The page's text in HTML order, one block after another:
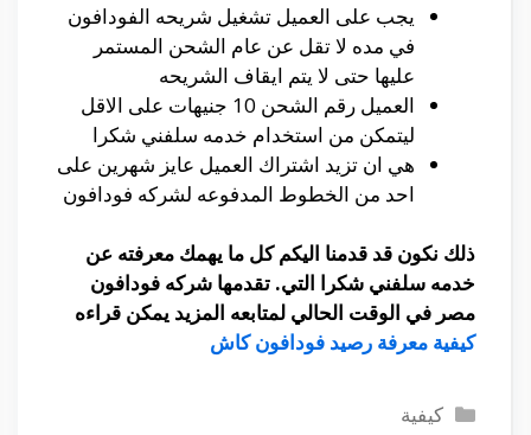
يجب على العميل تشغيل شريحه الفودافون
في مده لا تقل عن عام الشحن المستمر
عليها حتى لا يتم ايقاف الشريحه
العميل رقم الشحن 10 جنيهات على الاقل
ليتمكن من استخدام خدمه سلفني شكرا
هي ان تزيد اشتراك العميل عايز شهرين على
احد من الخطوط المدفوعه لشركه فودافون
ذلك نكون قد قدمنا اليكم كل ما يهمك معرفته عن
خدمه سلفني شكرا التي. تقدمها شركه فودافون
مصر في الوقت الحالي لمتابعه المزيد يمكن قراءه
كيفية معرفة رصيد فودافون كاش
التصنيفات
كيفية